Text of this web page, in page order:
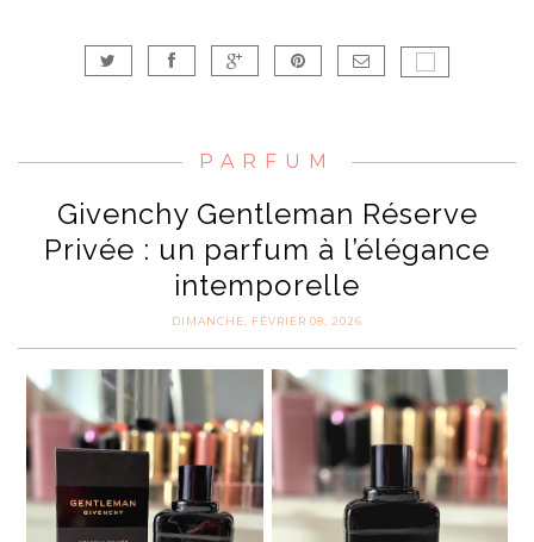
PARFUM
Givenchy Gentleman Réserve
Privée : un parfum à l’élégance
intemporelle
DIMANCHE, FÉVRIER 08, 2026